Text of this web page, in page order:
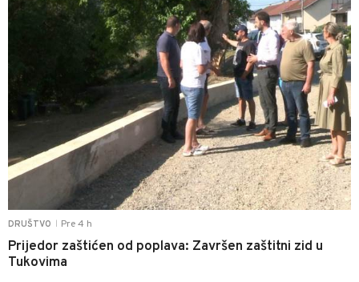
DRUŠTVO Pre 4 h
Prijedor zaštićen od poplava: Završen zaštitni zid u
Tukovima